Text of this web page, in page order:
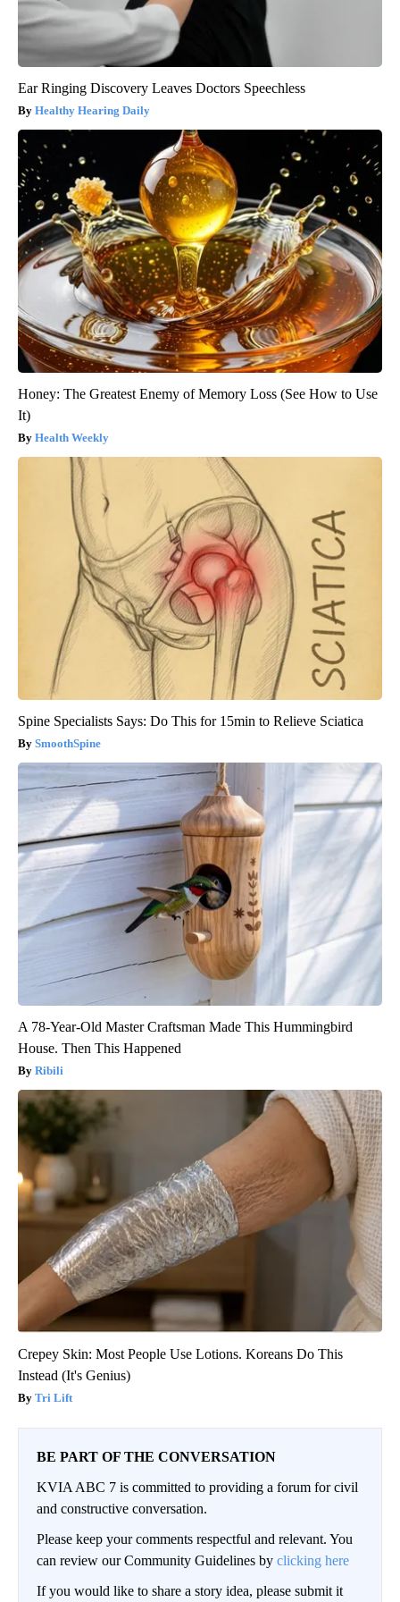
Ear Ringing Discovery Leaves Doctors Speechless
Healthy Hearing Daily
Honey: The Greatest Enemy of Memory Loss (See How to Use
It)
Health Weekly
Spine Specialists Says: Do This for 15min to Relieve Sciatica
SmoothSpine
A 78-Year-Old Master Craftsman Made This Hummingbird
House. Then This Happened
Ribili
Crepey Skin: Most People Use Lotions. Koreans Do This
Instead (It's Genius)
Tri Lift
BE PART OF THE CONVERSATION
KVIA ABC 7 is committed to providing a forum for civil
and constructive conversation.
Please keep your comments respectful and relevant. You
can review our Community Guidelines by clicking here
If you would like to share a story idea, please submit it